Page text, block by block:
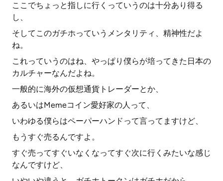
ここでちょっと指しに行くっていうのは十分あり得る
し、
そしてこのガチホっていうメンタリティ、精神性だよ
ね。
これっていうのはね、やっぱり僕らが培ってきた日本の
カルチャーなんだよね。
一般的に海外の仮想通貨トレーダーとか、
あるいはMemeコイン愛好家の人って、
いわゆる僕らはペーパーハンドって言ってますけど、
もうすぐ売るんですよ。
すぐ売ってすぐいなくなってすぐ次に行くみたいな感じ
なんですけど、